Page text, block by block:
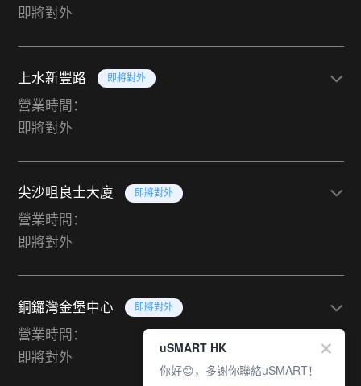
即將對外
上水新豐路 即將對外
營業時間：
即將對外
尖沙咀良士大廈 即將對外
營業時間：
即將對外
銅鑼灣金堡中心 即將對外
營業時間：
即將對外
uSMART HK
你好😊，多謝你聯絡uSMART！